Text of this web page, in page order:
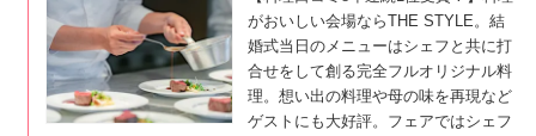
がおいしい会場ならTHE STYLE。結
婚式当日のメニューはシェフと共に打
合せをして創る完全フルオリジナル料
理。想い出の料理や母の味を再現など
ゲストにも大好評。フェアではシェフ